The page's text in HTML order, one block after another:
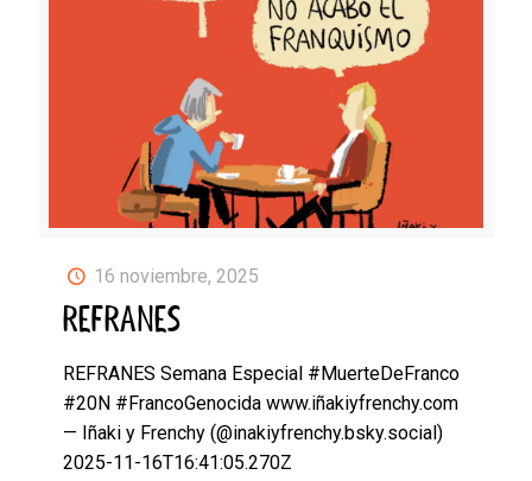
16 noviembre, 2025
REFRANES
REFRANES Semana Especial #MuerteDeFranco
#20N #FrancoGenocida www.iñakiyfrenchy.com
— Iñaki y Frenchy (@inakiyfrenchy.bsky.social)
2025-11-16T16:41:05.270Z